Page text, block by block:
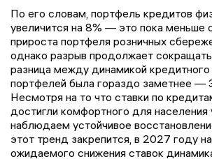
По его словам, портфель кредитов
увеличится на 8% — это пока меньше
прироста портфеля розничных
однако разрыв продолжает
разница между динамикой кредитного
портфелей была гораздо заметнее —
Несмотря на то что ставки по
достигли комфортного для населения
наблюдаем устойчивое
этот тренд закрепится, в 2027 году
ожидаемого снижения ставок